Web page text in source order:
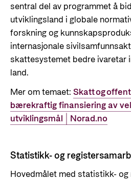
sentral del av programmet å
utviklingsland i globale
forskning og
internasjonale
skattesystemet bedre ivaretar
land.
Mer om temaet: Skatt og
bærekraftig finansiering av
utviklingsmål | Norad.no
Statistikk- og
Hovedmålet med statistikk-